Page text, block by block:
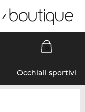
Occhiali sportivi